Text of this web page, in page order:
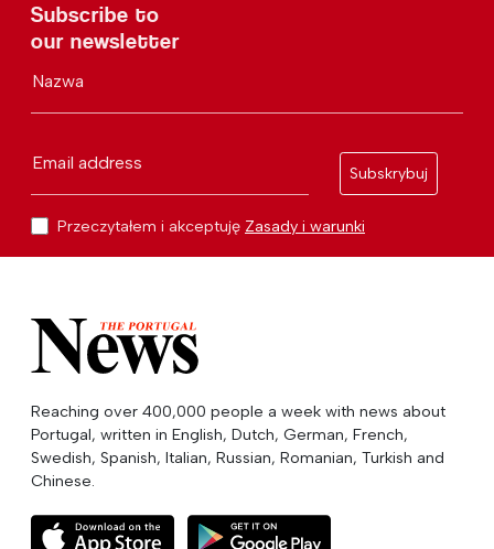
Subscribe to
our newsletter
Nazwa
Email address
Subskrybuj
Przeczytałem i akceptuję Zasady i warunki
Reaching over 400,000 people a week with news about
Portugal, written in English, Dutch, German, French,
Swedish, Spanish, Italian, Russian, Romanian, Turkish and
Chinese.